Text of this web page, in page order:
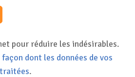
pour réduire les indésirables.
dont les données de vos
.